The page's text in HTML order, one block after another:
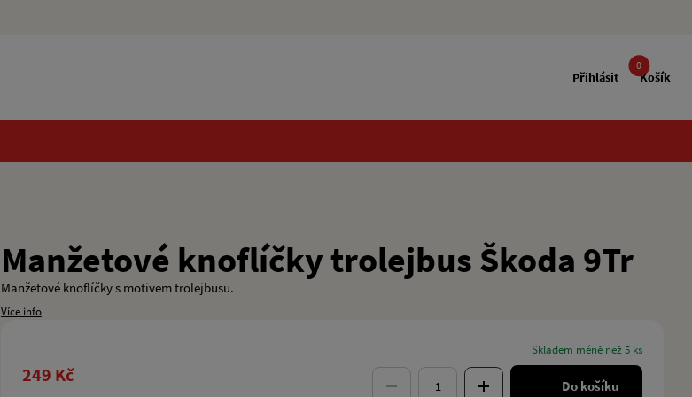
Přihlásit
0
Košík
Manžetové knoflíčky trolejbus Škoda 9Tr
Manžetové knoflíčky s motivem trolejbusu.
Více info
249 Kč
skladem méně než 5 ks
Do košíku